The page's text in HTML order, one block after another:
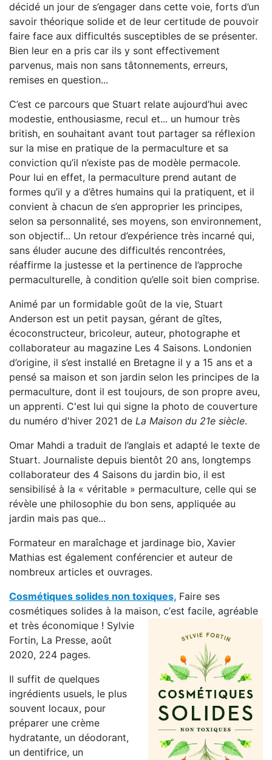
décidé un jour de s’engager dans cette voie, forts d’un
savoir théorique solide et de leur certitude de pouvoir
faire face aux difficultés susceptibles de se présenter.
Bien leur en a pris car ils y sont effectivement
parvenus, mais non sans tâtonnements, erreurs,
remises en question...
C’est ce parcours que Stuart relate aujourd’hui avec
modestie, enthousiasme, recul et... un humour très
british, en souhaitant avant tout partager sa réflexion
sur la mise en pratique de la permaculture et sa
conviction qu’il n’existe pas de modèle permacole.
Pour lui en effet, la permaculture prend autant de
formes qu’il y a d’êtres humains qui la pratiquent, et il
convient à chacun de s’en approprier les principes,
selon sa personnalité, ses moyens, son environnement,
son objectif... Un retour d’expérience très incarné qui,
sans éluder aucune des difficultés rencontrées,
réaffirme la justesse et la pertinence de l’approche
permaculturelle, à condition qu’elle soit bien comprise.
Animé par un formidable goût de la vie, Stuart
Anderson est un petit paysan, gérant de gîtes,
écoconstructeur, bricoleur, auteur, photographe et
collaborateur au magazine Les 4 Saisons. Londonien
d’origine, il s’est installé en Bretagne il y a 15 ans et a
pensé sa maison et son jardin selon les principes de la
permaculture, dont il est toujours, de son propre aveu,
un apprenti. C'est lui qui signe la photo de couverture
du numéro d'hiver 2021 de La Maison du 21e siècle.
Omar Mahdi a traduit de l’anglais et adapté le texte de
Stuart. Journaliste depuis bientôt 20 ans, longtemps
collaborateur des 4 Saisons du jardin bio, il est
sensibilisé à la « véritable » permaculture, celle qui se
révèle une philosophie du bon sens, appliquée au
jardin mais pas que...
Formateur en maraîchage et jardinage bio, Xavier
Mathias est également conférencier et auteur de
nombreux articles et ouvrages.
Cosmétiques solides non toxiques, Faire ses
cosmétiques solides à la maison, c’est facile, agréable
et très économique ! Sylvie
Fortin, La Presse, août
2020, 224 pages.
Il suffit de quelques
ingrédients usuels, le plus
souvent locaux, pour
préparer une crème
hydratante, un déodorant,
un dentifrice, un